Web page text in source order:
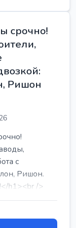
срочно!
Ришон
с
Ришон.
h1><br />